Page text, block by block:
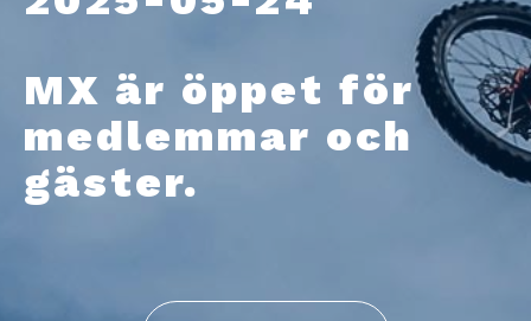
MX är öppet för
medlemmar och
gäster.